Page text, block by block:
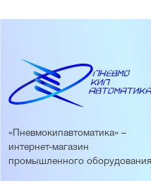
«Пневмокипавтоматика» –
интернет-магазин
промышленного оборудования